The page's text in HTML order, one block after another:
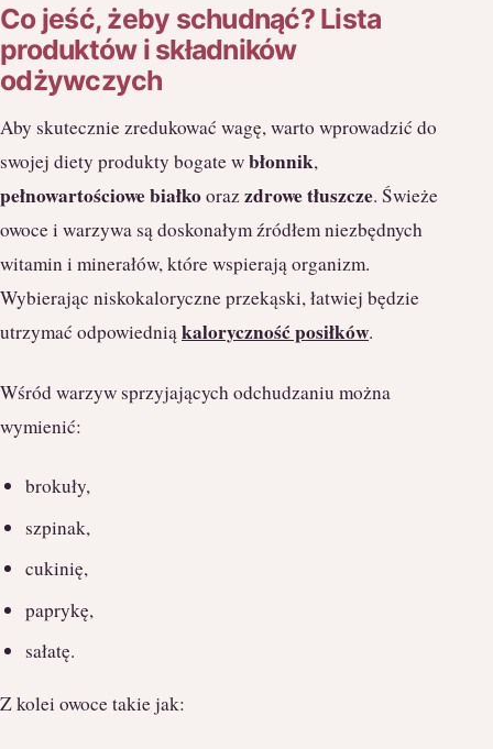
Co jeść, żeby schudnąć? Lista
produktów i składników
odżywczych
Aby skutecznie zredukować wagę, warto wprowadzić do
swojej diety produkty bogate wbłonnik,
pełnowartościowe białkoorazzdrowe tłuszcze. Świeże
owoce i warzywa są doskonałym źródłem niezbędnych
witamin i minerałów, które wspierają organizm.
Wybierając niskokaloryczne przekąski, łatwiej będzie
utrzymać odpowiedniąkaloryczność posiłków.
Wśród warzyw sprzyjających odchudzaniu można
wymienić:
brokuły,
szpinak,
cukinię,
paprykę,
sałatę.
Z kolei owoce takie jak: